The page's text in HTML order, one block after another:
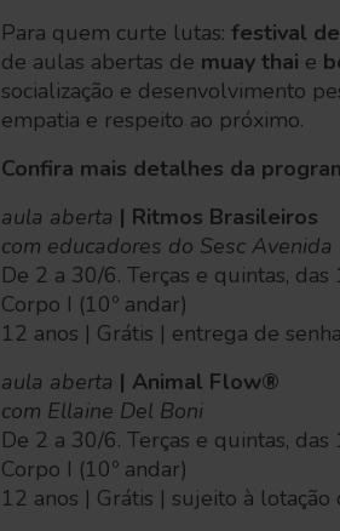
Para quem curte lutas: festival
de aulas abertas de muay thai e
socialização e desenvolvimento
empatia e respeito ao próximo.
Confira mais detalhes da
aula aberta | Ritmos Brasileiros
com educadores do Sesc Avenida
De 2 a 30/6. Terças e quintas,
Corpo I (10º andar)
12 anos | Grátis | entrega de
aula aberta | Animal Flow®
com Ellaine Del Boni
De 2 a 30/6. Terças e quintas,
Corpo I (10º andar)
12 anos | Grátis | sujeito à lotação